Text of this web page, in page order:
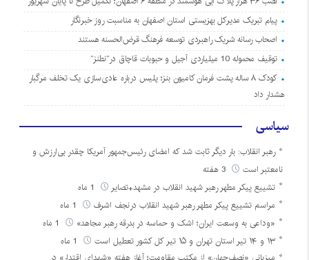
پیام تبریک مدیرکل بهزیستی استان اصفهان به مناسبت روز خبرنگار
اصحاب رسانه شریک راهبردی توسعه فرهنگ قرض‌الحسنه هستند
توقیف محموله 10 میلیاردی آجیل و حبوبات قاچاق در”نطنز”
کودک ۸ ساله پشت فرمان کامیون بنز؛ پلیس درباره عادی‌سازی یک تخلف مرگبار
هشدار داد
سیاسی
رهبر انقلاب: بار دیگر ثابت شد که امضای رئیس‌جمهور آمریکا چقدر بی‌ارزش و
نامعتبر است
3 هفته
تشییع پیکر مطهر رهبر شهید انقلاب در مشهد+تصایر
مراسم تشییع پیکر مطهر رهبر شهید انقلاب درنجف اشرف
«وداعی به وسعت ایران؛ اشک و حماسه در بدرقه رهبر مجاهد»
۱۳ و ۱۴ تیر استان تهران و ۱۵ تیر کل کشور تعطیل است
میزبانی «نصف‌جهان» از مکتب مقاومت؛ آغاز هفته «شهدای اقتدار» در